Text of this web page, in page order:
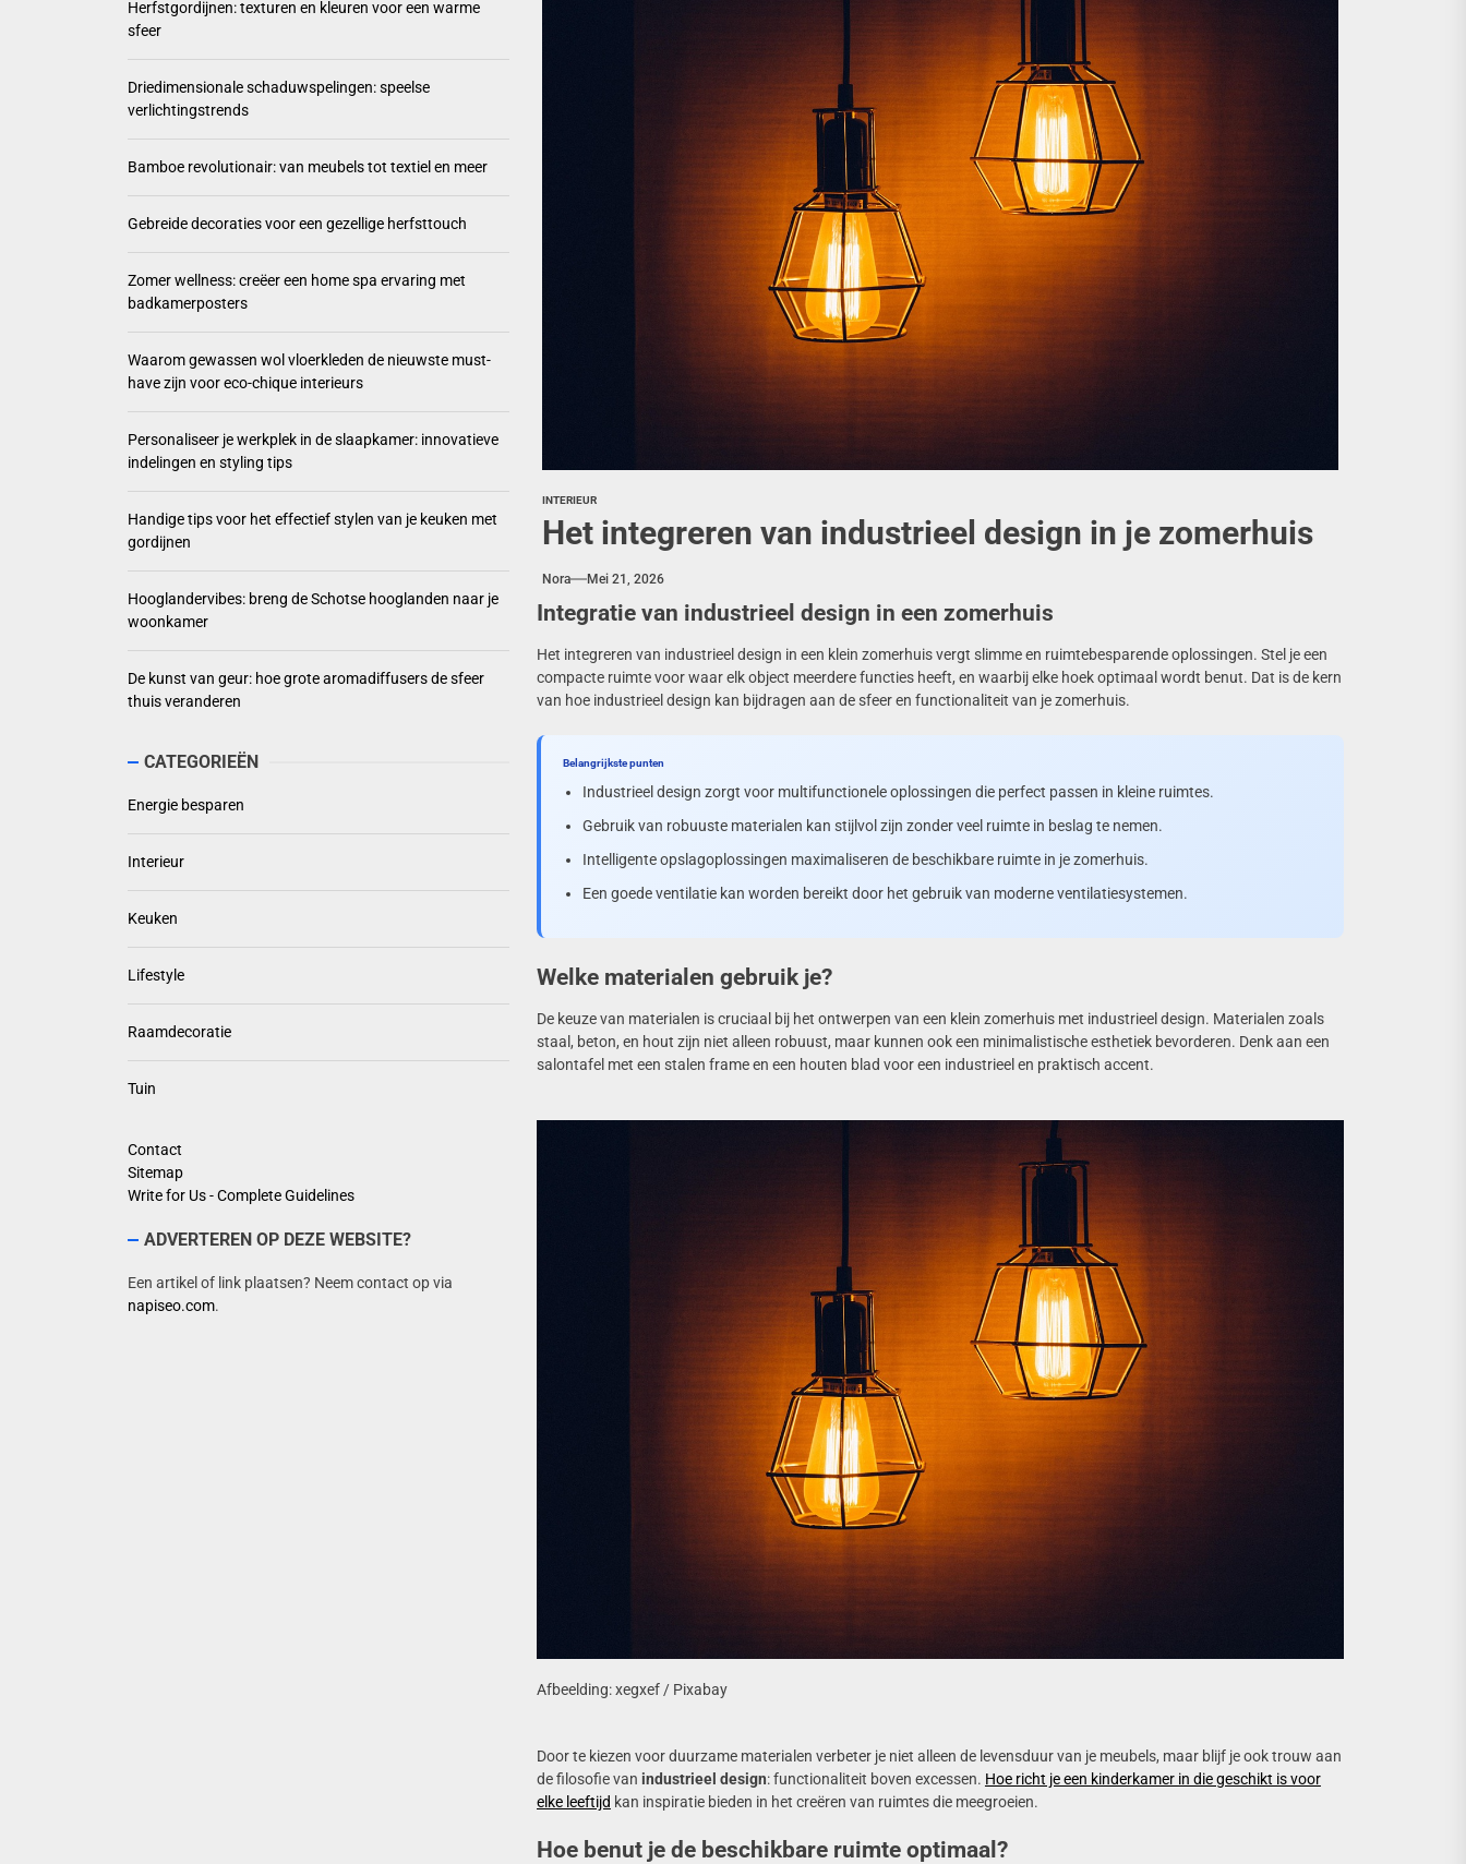
Bamboe revolutionair: van meubels tot textiel en meer
Gebreide decoraties voor een gezellige herfsttouch
Zomer wellness: creëer een home spa ervaring met badkamerposters
INTERIEUR
Het integreren van industrieel design in je zomerhuis
Nora Mei 21, 2026
Integratie van industrieel design in een zomerhuis
Het integreren van industrieel design in een klein zomerhuis vergt slimme en ruimtebesparende oplossingen. Stel je een
compacte ruimte voor waar elk object meerdere functies heeft, en waarbij elke hoek optimaal wordt benut. Dat is de kern
van hoe industrieel design kan bijdragen aan de sfeer en functionaliteit van je zomerhuis.
Belangrijkste punten
Industrieel design zorgt voor multifunctionele oplossingen die perfect passen in kleine ruimtes.
Gebruik van robuuste materialen kan stijlvol zijn zonder veel ruimte in beslag te nemen.
Intelligente opslagoplossingen maximaliseren de beschikbare ruimte in je zomerhuis.
Een goede ventilatie kan worden bereikt door het gebruik van moderne ventilatiesystemen.
Welke materialen gebruik je?
De keuze van materialen is cruciaal bij het ontwerpen van een klein zomerhuis met industrieel design. Materialen zoals
staal, beton, en hout zijn niet alleen robuust, maar kunnen ook een minimalistische esthetiek bevorderen. Denk aan een
salontafel met een stalen frame en een houten blad voor een industrieel en praktisch accent.
Afbeelding: xegxef / Pixabay
Door te kiezen voor duurzame materialen verbeter je niet alleen de levensduur van je meubels, maar blijf je ook trouw aan
de filosofie van industrieel design: functionaliteit boven excessen. Hoe richt je een kinderkamer in die geschikt is voor
elke leeftijd kan inspiratie bieden in het creëren van ruimtes die meegroeien.
Hoe benut je de beschikbare ruimte optimaal?
Herfstgordijnen: texturen en kleuren voor een warme
sfeer
Driedimensionale schaduwspelingen: speelse
verlichtingstrends
Bamboe revolutionair: van meubels tot textiel en meer
Gebreide decoraties voor een gezellige herfsttouch
Zomer wellness: creëer een home spa ervaring met
badkamerposters
Waarom gewassen wol vloerkleden de nieuwste must-
have zijn voor eco-chique interieurs
Personaliseer je werkplek in de slaapkamer: innovatieve
indelingen en styling tips
Handige tips voor het effectief stylen van je keuken met
gordijnen
Hooglandervibes: breng de Schotse hooglanden naar je
woonkamer
De kunst van geur: hoe grote aromadiffusers de sfeer
thuis veranderen
CATEGORIEËN
Energie besparen
Interieur
Keuken
Lifestyle
Raamdecoratie
Tuin
Contact
Sitemap
Write for Us - Complete Guidelines
ADVERTEREN OP DEZE WEBSITE?
Een artikel of link plaatsen? Neem contact op via
napiseo.com.